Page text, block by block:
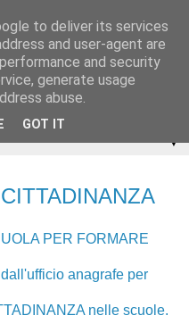
▼
PER FORMARE
anagrafe per
nelle scuole.
to deliver its services
and user-agent are
and security
generate usage
abuse.
GOT IT